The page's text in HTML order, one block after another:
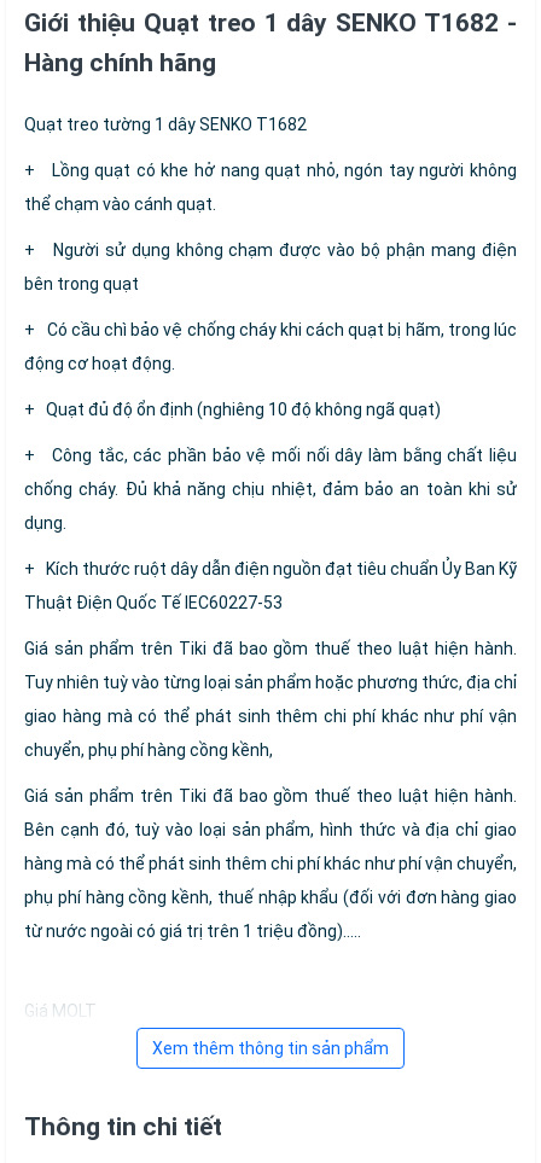
Giới thiệu Quạt treo 1 dây SENKO T1682 -
Hàng chính hãng
Quạt treo tường 1 dây SENKO T1682
+ Lồng quạt có khe hở nang quạt nhỏ, ngón tay người không
thể chạm vào cánh quạt.
+ Người sử dụng không chạm được vào bộ phận mang điện
bên trong quạt
+ Có cầu chì bảo vệ chống cháy khi cách quạt bị hãm, trong lúc
động cơ hoạt động.
+ Quạt đủ độ ổn định (nghiêng 10 độ không ngã quạt)
+ Công tắc, các phần bảo vệ mối nối dây làm bằng chất liệu
chống cháy. Đủ khả năng chịu nhiệt, đảm bảo an toàn khi sử
dụng.
+ Kích thước ruột dây dẫn điện nguồn đạt tiêu chuẩn Ủy Ban Kỹ
Thuật Điện Quốc Tế IEC60227-53
Giá sản phẩm trên Tiki đã bao gồm thuế theo luật hiện hành.
Tuy nhiên tuỳ vào từng loại sản phẩm hoặc phương thức, địa chỉ
giao hàng mà có thể phát sinh thêm chi phí khác như phí vận
chuyển, phụ phí hàng cồng kềnh,
Giá sản phẩm trên Tiki đã bao gồm thuế theo luật hiện hành.
Bên cạnh đó, tuỳ vào loại sản phẩm, hình thức và địa chỉ giao
hàng mà có thể phát sinh thêm chi phí khác như phí vận chuyển,
phụ phí hàng cồng kềnh, thuế nhập khẩu (đối với đơn hàng giao
từ nước ngoài có giá trị trên 1 triệu đồng).....
Giá MOLT
Xem thêm thông tin sản phẩm
Thông tin chi tiết